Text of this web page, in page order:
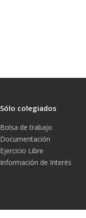
Sólo colegiados
Bolsa de trabajo
Documentación
Ejercicio Libre
Información de Interés